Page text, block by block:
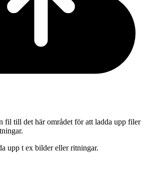
fil till det här området för att ladda upp filer
upp t ex bilder eller ritningar.